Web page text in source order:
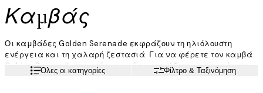
Καμβάς
Οι καμβάδες Golden Serenade εκφράζουν τη ηλιόλουστη
ενέργεια και τη χαλαρή ζεστασιά. Για να φέρετε τον καμβά
Golden Serenade στο σπίτι σας, δεν χρειάζεται απαραίτητα
να έχετε έναν ιδιαίτερα πολύχρωμο χώρο· αντίθετα,
Διαβάστε περισσότερα
Όλες οι κατηγορίες Φίλτρο & Ταξινόμηση